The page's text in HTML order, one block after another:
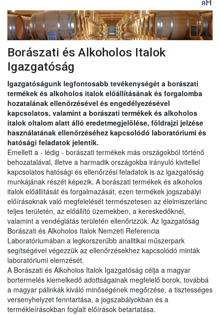
Borászati és Alkoholos Italok
Igazgatóság
Igazgatóságunk legfontosabb tevékenységét a borászati
termékek és alkoholos italok előállításának és forgalomba
hozatalának ellenőrzésével és engedélyezésével
kapcsolatos, valamint a borászati termékek és alkoholos
italok oltalom alatt álló eredetmegjelölése, földrajzi jelzése
használatának ellenőrzéséhez kapcsolódó laboratóriumi és
hatósági feladatok jelentik.
Emellett a - lédig - borászati termékek más országokból történő
behozatalával, illetve a harmadik országokba irányuló kivitellel
kapcsolatos hatósági és ellenőrzési feladatok is az igazgatóság
munkájának részét képezik. A borászati termékek és alkoholos
italok előállítását és forgalmazását, ezen termékek jogszabályi
előírásoknak való megfelelését természetesen az élelmiszerlánc
teljes területén, az előállító üzemekben, a kereskedőknél,
valamint a vendéglátás területén ellenőrizzük. Az Igazgatóság
Borászati és Alkoholos Italok Nemzeti Referencia
Laboratóriumában a legkorszerűbb analitikai műszerpark
segítségével végezzük az ellenőrzésekhez kapcsolódó minták
laboratóriumi elemzését.
A Borászati és Alkoholos Italok Igazgatóság célja a magyar
bortermelés kiemelkedő adottságainak megfelelő borok, továbbá
a magyar pálinkák kiváló minőségének megőrzése, a tisztességes
versenyhelyzet fenntartása, a jogszabályokban és a
termékleírásokban foglalt előírások betartatása.